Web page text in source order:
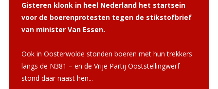
Gisteren klonk in heel Nederland het startsein
voor de boerenprotesten tegen de stikstofbrief
van minister Van Essen.
Ook in Oosterwolde stonden boeren met hun trekkers
langs de N381 – en de Vrije Partij Ooststellingwerf
stond daar naast hen...